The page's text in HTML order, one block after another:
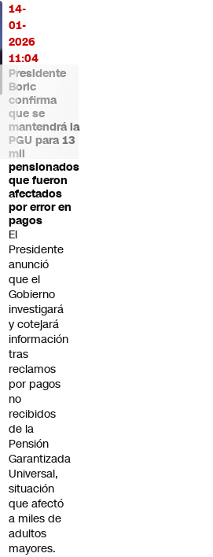
14-
01-
2026
11:04
Presidente
Boric
confirma
que se
mantendrá la
PGU para 13
mil
pensionados
que fueron
afectados
por error en
pagos
El
Presidente
anunció
que el
Gobierno
investigará
y cotejará
información
tras
reclamos
por pagos
no
recibidos
de la
Pensión
Garantizada
Universal,
situación
que afectó
a miles de
adultos
mayores.